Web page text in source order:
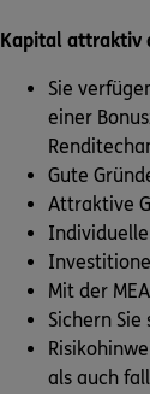
Kapital attraktiv
Sie
einer
Gute
Attraktive
Mit der
Sichern
als auch